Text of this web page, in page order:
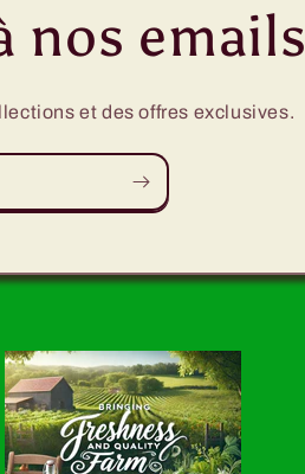
nos emails
et des offres exclusives.